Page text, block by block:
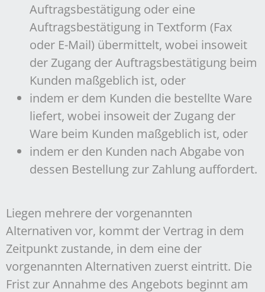
Auftragsbestätigung oder eine
Auftragsbestätigung in Textform (Fax
oder E-Mail) übermittelt, wobei insoweit
der Zugang der Auftragsbestätigung beim
Kunden maßgeblich ist, oder
indem er dem Kunden die bestellte Ware
liefert, wobei insoweit der Zugang der
Ware beim Kunden maßgeblich ist, oder
indem er den Kunden nach Abgabe von
dessen Bestellung zur Zahlung auffordert.
Liegen mehrere der vorgenannten
Alternativen vor, kommt der Vertrag in dem
Zeitpunkt zustande, in dem eine der
vorgenannten Alternativen zuerst eintritt. Die
Frist zur Annahme des Angebots beginnt am